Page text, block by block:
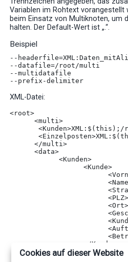
Variablen im Rohtext vorangestellt
beim Einsatz von Multiknoten, um
halten. Der Default-Wert ist „.“.
Beispiel
--
--datafile=/root/multi
--multidatafile
--prefix-delimiter
XML-Datei:
<root>
<multi>
<Kunden>XML:$(this);/
</multi>
<data>
<Kunden>
<Kunde>
</Kunde>
weitere
Cookies auf dieser Website